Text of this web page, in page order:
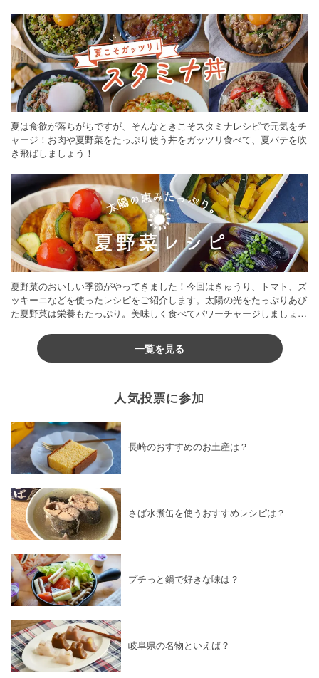
夏は食欲が落ちがちですが、そんなときこそスタミナレシピで元気をチ
ャージ！お肉や夏野菜をたっぷり使う丼をガッツリ食べて、夏バテを吹
き飛ばしましょう！
夏野菜のおいしい季節がやってきました！今回はきゅうり、トマト、ズ
ッキーニなどを使ったレシピをご紹介します。太陽の光をたっぷりあび
た夏野菜は栄養もたっぷり。美味しく食べてパワーチャージしましょう
一覧を見る
人気投票に参加
長崎のおすすめのお土産は？
さば水煮缶を使うおすすめレシピは？
プチっと鍋で好きな味は？
岐阜県の名物といえば？